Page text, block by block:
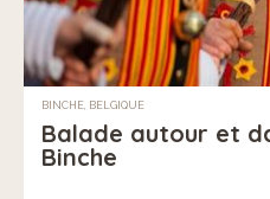
BINCHE, BELGIQUE
Balade autour et
Binche